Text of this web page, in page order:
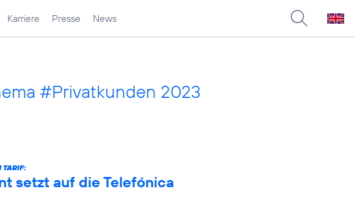
Karriere Presse News
#Privatkunden 2023
TARIF:
setzt auf die Telefónica